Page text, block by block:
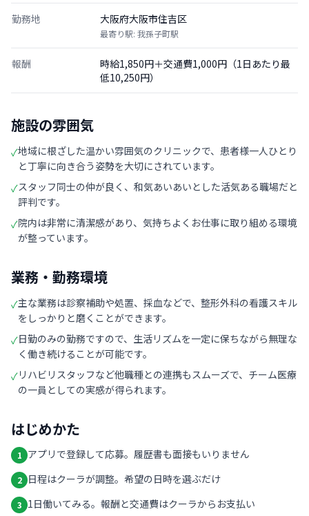
勤務地 大阪府大阪市住吉区
最寄り駅: 我孫子町駅
報酬
時給1,850円＋交通費1,000円（1日あたり最
低10,250円）
施設の雰囲気
✓地域に根ざした温かい雰囲気のクリニックで、患者様一人ひとり
と丁寧に向き合う姿勢を大切にされています。
✓スタッフ同士の仲が良く、和気あいあいとした活気ある職場だと
評判です。
✓院内は非常に清潔感があり、気持ちよくお仕事に取り組める環境
が整っています。
業務・勤務環境
✓主な業務は診察補助や処置、採血などで、整形外科の看護スキル
をしっかりと磨くことができます。
✓日勤のみの勤務ですので、生活リズムを一定に保ちながら無理な
く働き続けることが可能です。
✓リハビリスタッフなど他職種との連携もスムーズで、チーム医療
の一員としての実感が得られます。
はじめかた
1 アプリで登録して応募。履歴書も面接もいりません
2 日程はクーラが調整。希望の日時を選ぶだけ
3 1日働いてみる。報酬と交通費はクーラからお支払い